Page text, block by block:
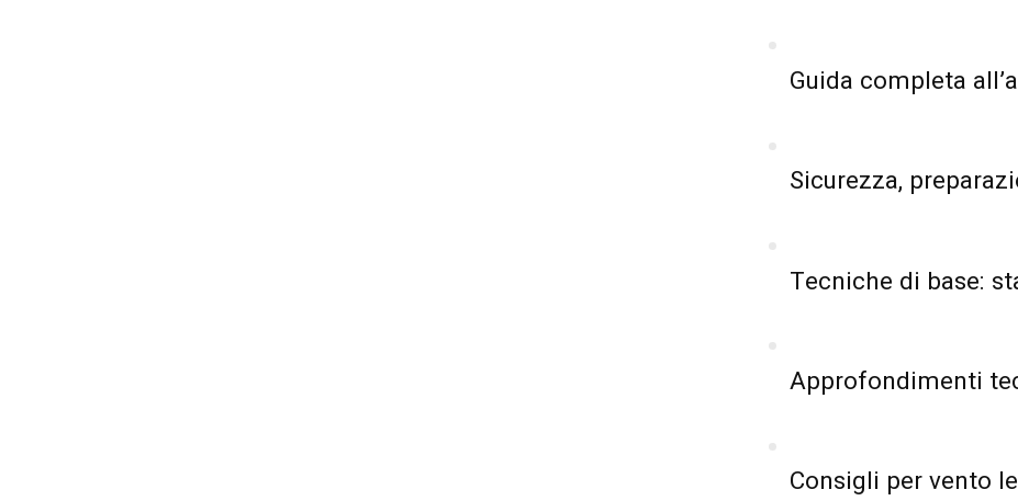
Guida completa
Sicurezza,
Tecniche di base:
Approfondimenti
Consigli per vento